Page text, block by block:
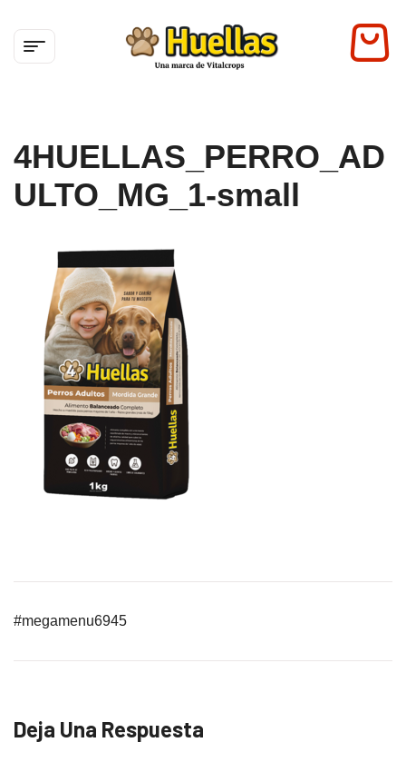
4HUELLAS_PERRO_AD
ULTO_MG_1-small
#megamenu6945
Deja Una Respuesta